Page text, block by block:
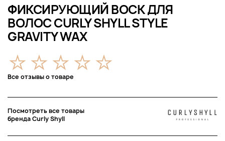
ФИКСИРУЮЩИЙ ВОСК ДЛЯ
ВОЛОС CURLY SHYLL STYLE
GRAVITY WAX
Все отзывы о товаре
Посмотреть все товары
бренда Curly Shyll